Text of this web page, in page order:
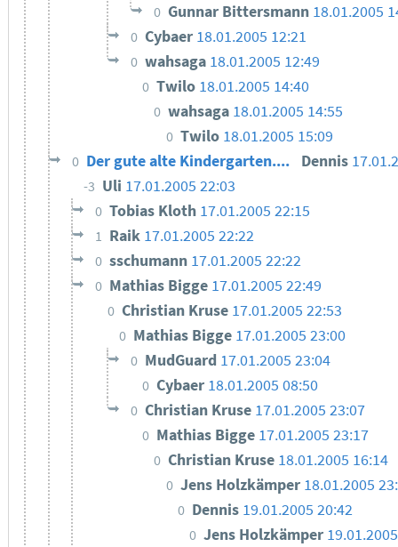
0 Gunnar Bittersmann 18.01.2005
0 Cybaer 18.01.2005 12:21
0 wahsaga 18.01.2005 12:49
0 Twilo 18.01.2005 14:40
0 wahsaga 18.01.2005 14:55
0 Twilo 18.01.2005 15:09
0 Der gute alte Kindergarten.... Dennis
-3 Uli 17.01.2005 22:03
0 Tobias Kloth 17.01.2005 22:15
1 Raik 17.01.2005 22:22
0 sschumann 17.01.2005 22:22
0 Mathias Bigge 17.01.2005 22:49
0 Christian Kruse 17.01.2005 22:53
0 Mathias Bigge 17.01.2005 23:00
0 MudGuard 17.01.2005 23:04
0 Cybaer 18.01.2005 08:50
0 Christian Kruse 17.01.2005 23:07
0 Mathias Bigge 17.01.2005 23:17
0 Christian Kruse 18.01.2005 16:14
0 Jens Holzkämper 18.01.2005
0 Dennis 19.01.2005 20:42
0 Jens Holzkämper